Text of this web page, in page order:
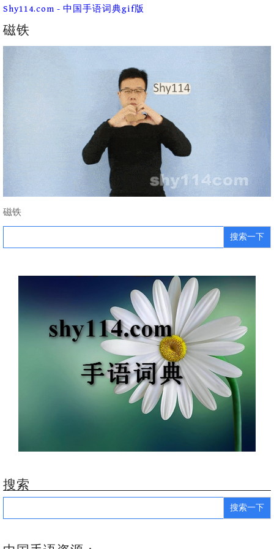
Skip
content
Shy114.com - 中国手语词典gif版
磁铁
磁铁
Search
搜索
Search